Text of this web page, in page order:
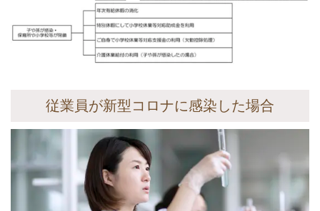
従業員が新型コロナに感染した場合